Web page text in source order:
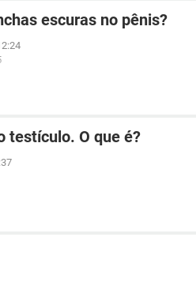
escuras no pênis?
testículo. O que é?